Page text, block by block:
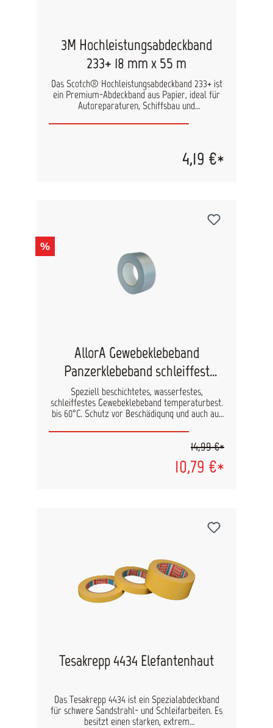
3M Hochleistungsabdeckband
233+ 18 mm x 55 m
Das Scotch® Hochleistungsabdeckband 233+ ist
ein Premium-Abdeckband aus Papier, ideal für
Autoreparaturen, Schiffsbau und
Oberflächen wie Glas, Metall und Gummi und
Kleberückstände zu hinterlassen. Dieses
Abdeckband ist UV-beständig und widersteht
Dank einer speziellen rückseitigen Trennschicht
minimiert es die Abrollkraft und verhindert
Faltenbildung und Lackdurchschlag. Es kann im
länger ohne Klebereste oder Zerreißen entfernt
werden. Zudem hält es Temperaturen bis zu 120
°C für 30 Minuten stand.
4,19 €*
%
AllorA Gewebeklebeband
Panzerklebeband schleiffest
50mm x 50m
Speziell beschichtetes, wasserfestes,
schleiffestes Gewebeklebeband temperaturbest.
bis 60°C. Schutz vor Beschädigung und auch auf
Klebekraft einsetzbar. Länge: 50 m Breite: 50
10,79 €*
14,99 €*
Tesakrepp 4434 Elefantenhaut
Das Tesakrepp 4434 ist ein Spezialabdeckband
für schwere Sandstrahl- und Schleifarbeiten. Es
besitzt einen starken, extrem